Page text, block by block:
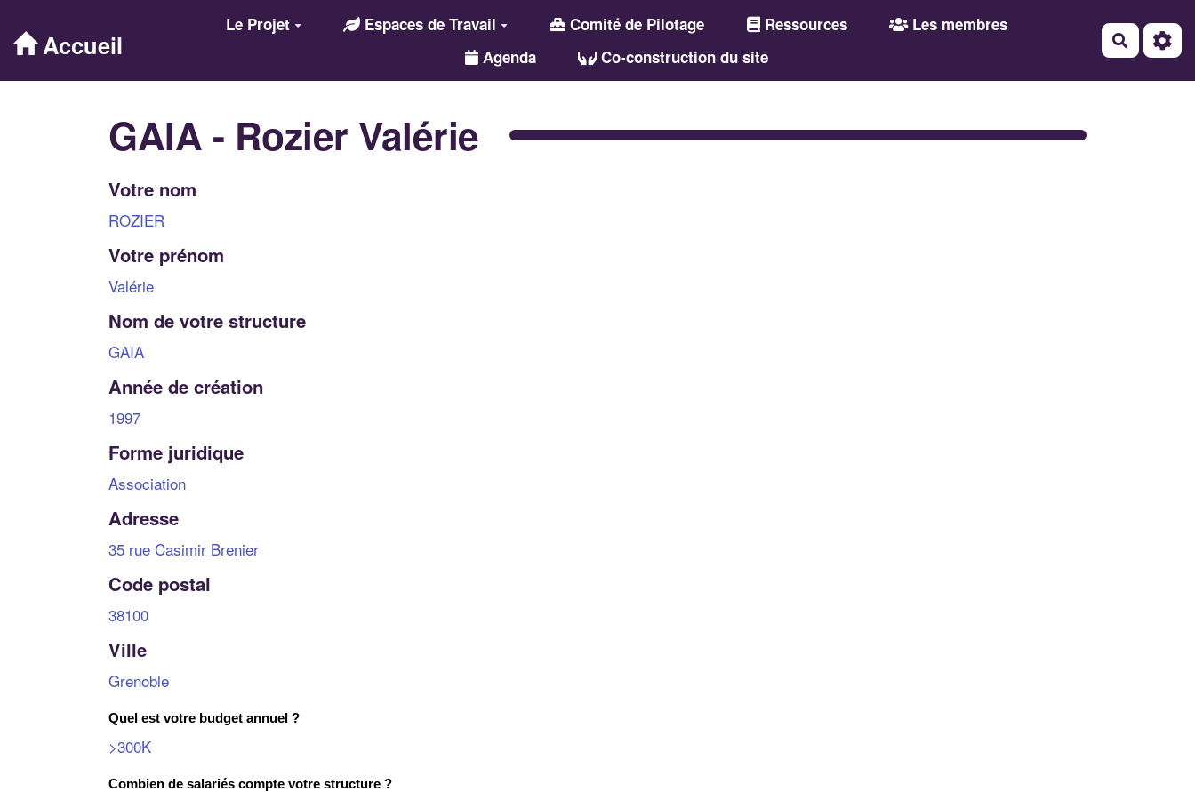
Accueil
Le Projet Espaces de Travail Comité de Pilotage Ressources
Les membres
Agenda
Co-construction du site
GAIA - Rozier Valérie
Votre nom
ROZIER
Votre prénom
Valérie
Nom de votre structure
GAIA
Année de création
1997
Forme juridique
Association
Adresse
35 rue Casimir Brenier
Code postal
38100
Ville
Grenoble
Quel est votre budget annuel ?
>300K
Combien de salariés compte votre structure ?